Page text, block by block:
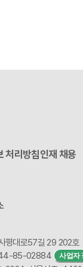
처리방침인재 채용
평대로57길 29 202호
85-02884
사업자